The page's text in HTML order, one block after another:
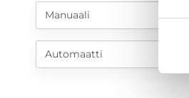
Manuaali
Automaatti